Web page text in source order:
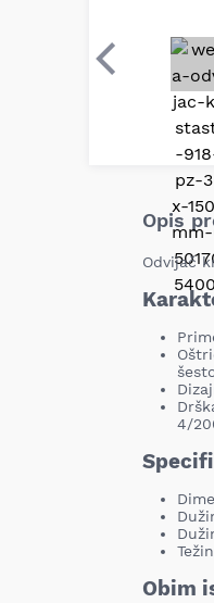
Prethodni
Opis
Odvijač
4/
Obim